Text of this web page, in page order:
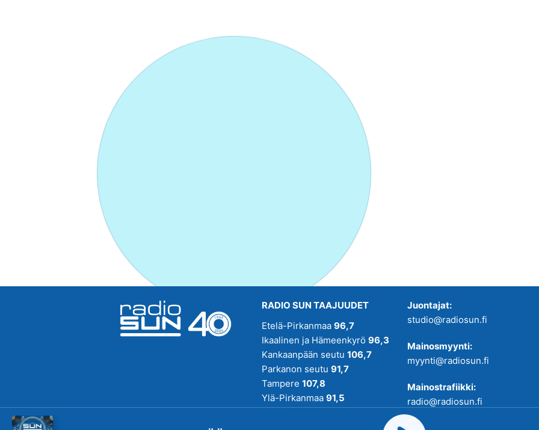
RADIO SUN TAAJUUDET
Etelä-Pirkanmaa 96,7
Ikaalinen ja Hämeenkyrö 96,3
Kankaanpään seutu 106,7
Parkanon seutu 91,7
Tampere 107,8
Ylä-Pirkanmaa 91,5
Pirmedioita.
Juontajat:
studio@radiosun.fi
Mainosmyynti:
myynti@radiosun.fi
Mainostrafiikki:
radio@radiosun.fi